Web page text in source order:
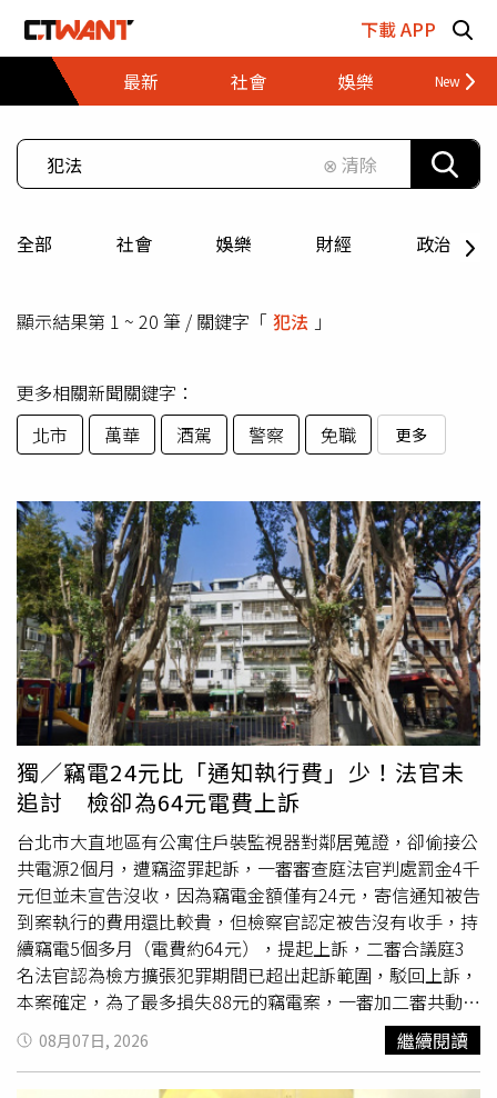
下載 APP
最新
社會 娛樂 財經
⊗ 清除
全部 社會 娛樂 財經 政治
顯示結果第 1 ~ 20 筆 / 關鍵字「 犯法 」
更多相關新聞關鍵字：
北市
萬華 酒駕 警察 免職 更多
獨／竊電24元比「通知執行費」少！法官未
追討 檢卻為64元電費上訴
台北市大直地區有公寓住戶裝監視器對鄰居蒐證，卻偷接公
共電源2個月，遭竊盜罪起訴，一審審查庭法官判處罰金4千
元但並未宣告沒收，因為竊電金額僅有24元，寄信通知被告
到案執行的費用還比較貴，但檢察官認定被告沒有收手，持
續竊電5個多月（電費約64元），提起上訴，二審合議庭3
名法官認為檢方擴張犯罪期間已超出起訴範圍，駁回上訴，
本案確定，為了最多損失88元的竊電案，一審加二審共動用
4名法官審案。以汽車多媒體維生的張姓男子，與樓上鄰居
吳姓男子因噪音、環境髒亂問題長期不合並有多起官司，他
認為吳家小孩下樓時會朝他家大門吐口水，在樓梯間裝監視
08月07日, 2026 繼續閱讀